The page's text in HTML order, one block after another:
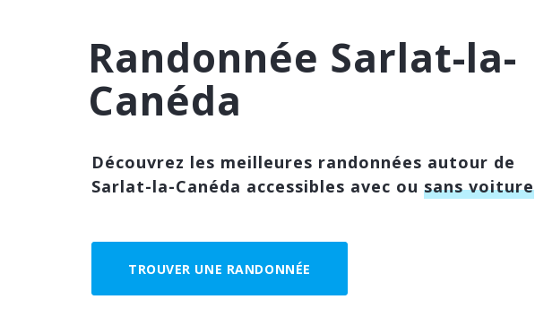
Randonnée Sarlat-la-
Canéda
Découvrez les meilleures randonnées autour de
Sarlat-la-Canéda accessibles avec ou sans voiture
TROUVER UNE RANDONNÉE